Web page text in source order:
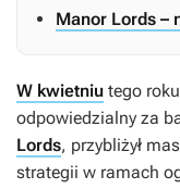
Manor Lords –
W kwietniu tego
odpowiedzialny za
Lords, przybliżył
strategii w ramach